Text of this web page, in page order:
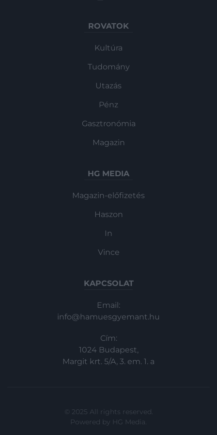
ROVATOK
Kultúra
Tudomány
Utazás
Pénz
Gasztronómia
Magazin
HG MEDIA
Magazin-előfizetés
Haszon
In
Vince
KAPCSOLAT
Email:
info@hamuesgyemant.hu
Cím:
1024 Budapest,
Margit krt. 5/A, 3. em. 1. a
© 2025 All rights reserved.
Powered by HG Media.